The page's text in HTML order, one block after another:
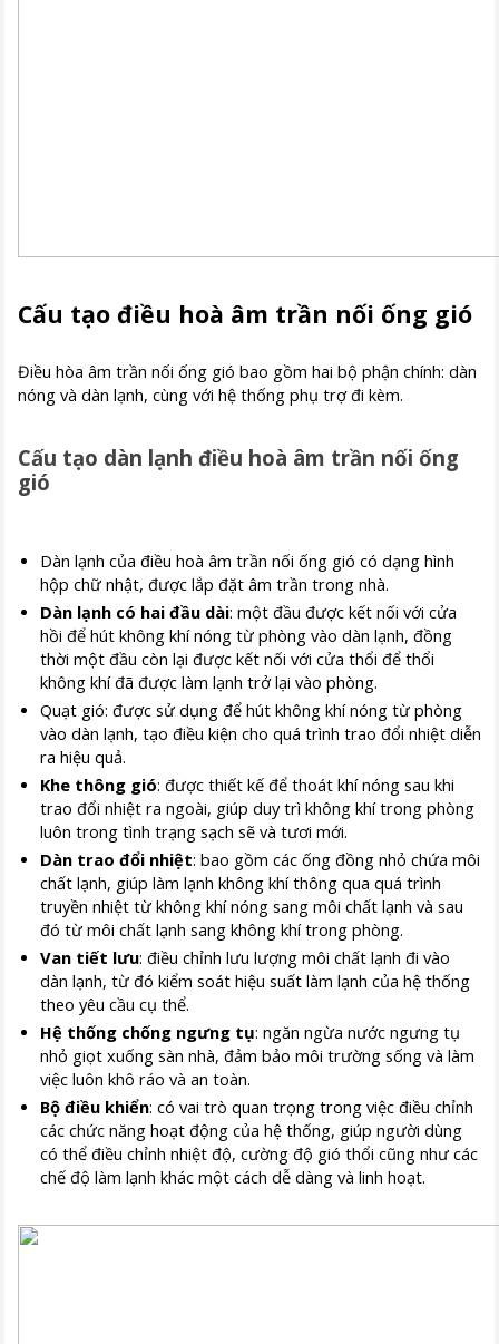
Cấu tạo điều hoà âm trần nối ống gió
Điều hòa âm trần nối ống gió bao gồm hai bộ phận chính: dàn
nóng và dàn lạnh, cùng với hệ thống phụ trợ đi kèm.
Cấu tạo dàn lạnh điều hoà âm trần nối ống
gió
Dàn lạnh của điều hoà âm trần nối ống gió có dạng hình
hộp chữ nhật, được lắp đặt âm trần trong nhà.
Dàn lạnh có hai đầu dài: một đầu được kết nối với cửa
hồi để hút không khí nóng từ phòng vào dàn lạnh, đồng
thời một đầu còn lại được kết nối với cửa thổi để thổi
không khí đã được làm lạnh trở lại vào phòng.
Quạt gió: được sử dụng để hút không khí nóng từ phòng
vào dàn lạnh, tạo điều kiện cho quá trình trao đổi nhiệt diễn
ra hiệu quả.
Khe thông gió: được thiết kế để thoát khí nóng sau khi
trao đổi nhiệt ra ngoài, giúp duy trì không khí trong phòng
luôn trong tình trạng sạch sẽ và tươi mới.
Dàn trao đổi nhiệt: bao gồm các ống đồng nhỏ chứa môi
chất lạnh, giúp làm lạnh không khí thông qua quá trình
truyền nhiệt từ không khí nóng sang môi chất lạnh và sau
đó từ môi chất lạnh sang không khí trong phòng.
Van tiết lưu: điều chỉnh lưu lượng môi chất lạnh đi vào
dàn lạnh, từ đó kiểm soát hiệu suất làm lạnh của hệ thống
theo yêu cầu cụ thể.
Hệ thống chống ngưng tụ: ngăn ngừa nước ngưng tụ
nhỏ giọt xuống sàn nhà, đảm bảo môi trường sống và làm
việc luôn khô ráo và an toàn.
Bộ điều khiển: có vai trò quan trọng trong việc điều chỉnh
các chức năng hoạt động của hệ thống, giúp người dùng
có thể điều chỉnh nhiệt độ, cường độ gió thổi cũng như các
chế độ làm lạnh khác một cách dễ dàng và linh hoạt.